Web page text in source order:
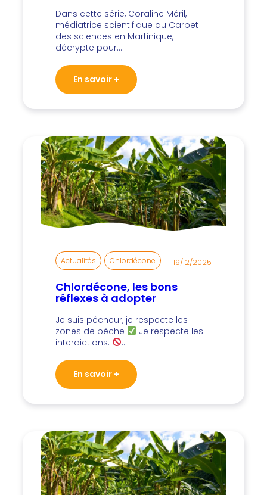
Dans cette série, Coraline Méril,
médiatrice scientifique au Carbet
des sciences en Martinique,
décrypte pour…
En savoir +
Actualités Chlordécone 19/12/2025
Chlordécone, les bons
réflexes à adopter
Je suis pêcheur, je respecte les
zones de pêche
Je respecte les
interdictions.
…
En savoir +